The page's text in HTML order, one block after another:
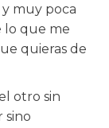
muy poca
lo que me
quieras de
otro sin
sino